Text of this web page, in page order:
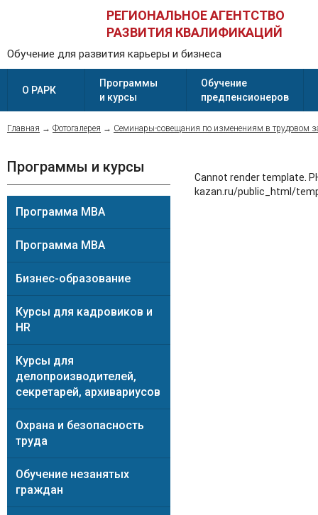
РЕГИОНАЛЬНОЕ АГЕНТСТВО
РАЗВИТИЯ КВАЛИФИКАЦИЙ
Обучение для развития карьеры и бизнеса
О РАРК
Программы
и курсы
Обучение
предпенсионеров
Главная → Фотогалерея → Семинары-совещания по изменениям в трудовом
Программы и курсы
Программа MBA
Программа MBA
Бизнес-образование
Курсы для кадровиков и
HR
Курсы для
делопроизводителей,
секретарей, архивариусов
Охрана и безопасность
труда
Обучение незанятых
граждан
Cannot render template.
kazan.ru/public_html/